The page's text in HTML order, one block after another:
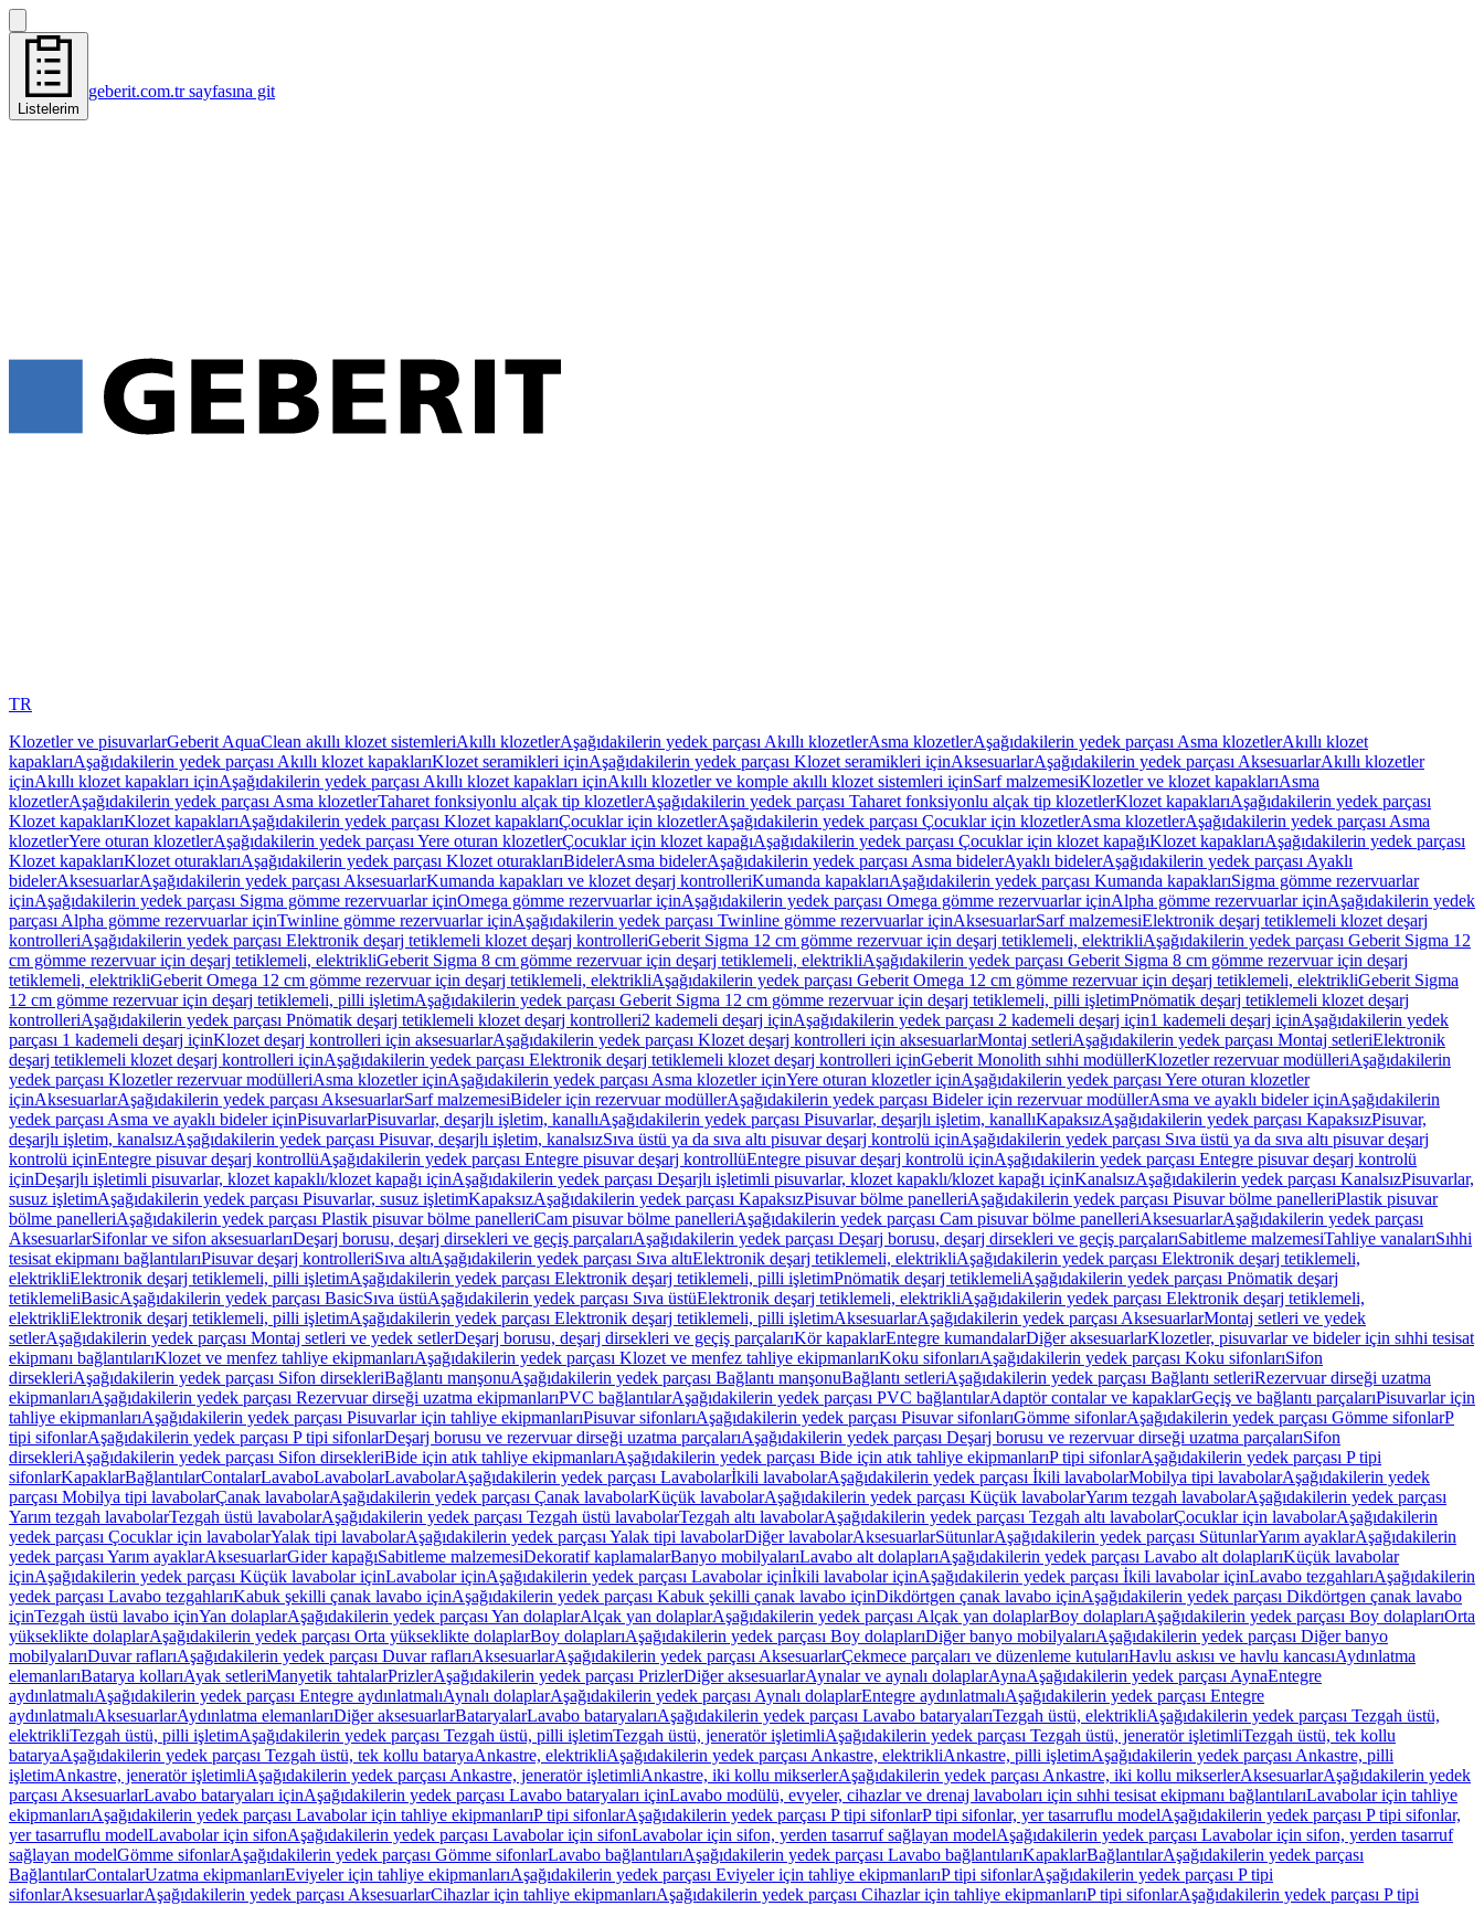
Listelerim
geberit.com.tr sayfasına git
TR
Klozetler ve pisuvarlarGeberit AquaClean akıllı klozet sistemleriAkıllı klozetlerAşağıdakilerin yedek parçası Akıllı klozetlerAsma klozetlerAşağıdakilerin yedek parçası Asma klozetlerAkıllı klozet
kapaklarıAşağıdakilerin yedek parçası Akıllı klozet kapaklarıKlozet seramikleri içinAşağıdakilerin yedek parçası Klozet seramikleri içinAksesuarlarAşağıdakilerin yedek parçası AksesuarlarAkıllı klozetler
içinAkıllı klozet kapakları içinAşağıdakilerin yedek parçası Akıllı klozet kapakları içinAkıllı klozetler ve komple akıllı klozet sistemleri içinSarf malzemesiKlozetler ve klozet kapaklarıAsma
klozetlerAşağıdakilerin yedek parçası Asma klozetlerTaharet fonksiyonlu alçak tip klozetlerAşağıdakilerin yedek parçası Taharet fonksiyonlu alçak tip klozetlerKlozet kapaklarıAşağıdakilerin yedek parçası
Klozet kapaklarıKlozet kapaklarıAşağıdakilerin yedek parçası Klozet kapaklarıÇocuklar için klozetlerAşağıdakilerin yedek parçası Çocuklar için klozetlerAsma klozetlerAşağıdakilerin yedek parçası Asma
klozetlerYere oturan klozetlerAşağıdakilerin yedek parçası Yere oturan klozetlerÇocuklar için klozet kapağıAşağıdakilerin yedek parçası Çocuklar için klozet kapağıKlozet kapaklarıAşağıdakilerin yedek parçası
Klozet kapaklarıKlozet oturaklarıAşağıdakilerin yedek parçası Klozet oturaklarıBidelerAsma bidelerAşağıdakilerin yedek parçası Asma bidelerAyaklı bidelerAşağıdakilerin yedek parçası Ayaklı
bidelerAksesuarlarAşağıdakilerin yedek parçası AksesuarlarKumanda kapakları ve klozet deşarj kontrolleriKumanda kapaklarıAşağıdakilerin yedek parçası Kumanda kapaklarıSigma gömme rezervuarlar
içinAşağıdakilerin yedek parçası Sigma gömme rezervuarlar içinOmega gömme rezervuarlar içinAşağıdakilerin yedek parçası Omega gömme rezervuarlar içinAlpha gömme rezervuarlar içinAşağıdakilerin yedek
parçası Alpha gömme rezervuarlar içinTwinline gömme rezervuarlar içinAşağıdakilerin yedek parçası Twinline gömme rezervuarlar içinAksesuarlarSarf malzemesiElektronik deşarj tetiklemeli klozet deşarj
kontrolleriAşağıdakilerin yedek parçası Elektronik deşarj tetiklemeli klozet deşarj kontrolleriGeberit Sigma 12 cm gömme rezervuar için deşarj tetiklemeli, elektrikliAşağıdakilerin yedek parçası Geberit Sigma 12
cm gömme rezervuar için deşarj tetiklemeli, elektrikliGeberit Sigma 8 cm gömme rezervuar için deşarj tetiklemeli, elektrikliAşağıdakilerin yedek parçası Geberit Sigma 8 cm gömme rezervuar için deşarj
tetiklemeli, elektrikliGeberit Omega 12 cm gömme rezervuar için deşarj tetiklemeli, elektrikliAşağıdakilerin yedek parçası Geberit Omega 12 cm gömme rezervuar için deşarj tetiklemeli, elektrikliGeberit Sigma
12 cm gömme rezervuar için deşarj tetiklemeli, pilli işletimAşağıdakilerin yedek parçası Geberit Sigma 12 cm gömme rezervuar için deşarj tetiklemeli, pilli işletimPnömatik deşarj tetiklemeli klozet deşarj
kontrolleriAşağıdakilerin yedek parçası Pnömatik deşarj tetiklemeli klozet deşarj kontrolleri2 kademeli deşarj içinAşağıdakilerin yedek parçası 2 kademeli deşarj için1 kademeli deşarj içinAşağıdakilerin yedek
parçası 1 kademeli deşarj içinKlozet deşarj kontrolleri için aksesuarlarAşağıdakilerin yedek parçası Klozet deşarj kontrolleri için aksesuarlarMontaj setleriAşağıdakilerin yedek parçası Montaj setleriElektronik
deşarj tetiklemeli klozet deşarj kontrolleri içinAşağıdakilerin yedek parçası Elektronik deşarj tetiklemeli klozet deşarj kontrolleri içinGeberit Monolith sıhhi modüllerKlozetler rezervuar modülleriAşağıdakilerin
yedek parçası Klozetler rezervuar modülleriAsma klozetler içinAşağıdakilerin yedek parçası Asma klozetler içinYere oturan klozetler içinAşağıdakilerin yedek parçası Yere oturan klozetler
içinAksesuarlarAşağıdakilerin yedek parçası AksesuarlarSarf malzemesiBideler için rezervuar modüllerAşağıdakilerin yedek parçası Bideler için rezervuar modüllerAsma ve ayaklı bideler içinAşağıdakilerin
yedek parçası Asma ve ayaklı bideler içinPisuvarlarPisuvarlar, deşarjlı işletim, kanallıAşağıdakilerin yedek parçası Pisuvarlar, deşarjlı işletim, kanallıKapaksızAşağıdakilerin yedek parçası KapaksızPisuvar,
deşarjlı işletim, kanalsızAşağıdakilerin yedek parçası Pisuvar, deşarjlı işletim, kanalsızSıva üstü ya da sıva altı pisuvar deşarj kontrolü içinAşağıdakilerin yedek parçası Sıva üstü ya da sıva altı pisuvar deşarj
kontrolü içinEntegre pisuvar deşarj kontrollüAşağıdakilerin yedek parçası Entegre pisuvar deşarj kontrollüEntegre pisuvar deşarj kontrolü içinAşağıdakilerin yedek parçası Entegre pisuvar deşarj kontrolü
içinDeşarjlı işletimli pisuvarlar, klozet kapaklı/klozet kapağı içinAşağıdakilerin yedek parçası Deşarjlı işletimli pisuvarlar, klozet kapaklı/klozet kapağı içinKanalsızAşağıdakilerin yedek parçası KanalsızPisuvarlar,
susuz işletimAşağıdakilerin yedek parçası Pisuvarlar, susuz işletimKapaksızAşağıdakilerin yedek parçası KapaksızPisuvar bölme panelleriAşağıdakilerin yedek parçası Pisuvar bölme panelleriPlastik pisuvar
bölme panelleriAşağıdakilerin yedek parçası Plastik pisuvar bölme panelleriCam pisuvar bölme panelleriAşağıdakilerin yedek parçası Cam pisuvar bölme panelleriAksesuarlarAşağıdakilerin yedek parçası
AksesuarlarSifonlar ve sifon aksesuarlarıDeşarj borusu, deşarj dirsekleri ve geçiş parçalarıAşağıdakilerin yedek parçası Deşarj borusu, deşarj dirsekleri ve geçiş parçalarıSabitleme malzemesiTahliye vanalarıSıhhi
tesisat ekipmanı bağlantılarıPisuvar deşarj kontrolleriSıva altıAşağıdakilerin yedek parçası Sıva altıElektronik deşarj tetiklemeli, elektrikliAşağıdakilerin yedek parçası Elektronik deşarj tetiklemeli,
elektrikliElektronik deşarj tetiklemeli, pilli işletimAşağıdakilerin yedek parçası Elektronik deşarj tetiklemeli, pilli işletimPnömatik deşarj tetiklemeliAşağıdakilerin yedek parçası Pnömatik deşarj
tetiklemeliBasicAşağıdakilerin yedek parçası BasicSıva üstüAşağıdakilerin yedek parçası Sıva üstüElektronik deşarj tetiklemeli, elektrikliAşağıdakilerin yedek parçası Elektronik deşarj tetiklemeli,
elektrikliElektronik deşarj tetiklemeli, pilli işletimAşağıdakilerin yedek parçası Elektronik deşarj tetiklemeli, pilli işletimAksesuarlarAşağıdakilerin yedek parçası AksesuarlarMontaj setleri ve yedek
setlerAşağıdakilerin yedek parçası Montaj setleri ve yedek setlerDeşarj borusu, deşarj dirsekleri ve geçiş parçalarıKör kapaklarEntegre kumandalarDiğer aksesuarlarKlozetler, pisuvarlar ve bideler için sıhhi tesisat
ekipmanı bağlantılarıKlozet ve menfez tahliye ekipmanlarıAşağıdakilerin yedek parçası Klozet ve menfez tahliye ekipmanlarıKoku sifonlarıAşağıdakilerin yedek parçası Koku sifonlarıSifon
dirsekleriAşağıdakilerin yedek parçası Sifon dirsekleriBağlantı manşonuAşağıdakilerin yedek parçası Bağlantı manşonuBağlantı setleriAşağıdakilerin yedek parçası Bağlantı setleriRezervuar dirseği uzatma
ekipmanlarıAşağıdakilerin yedek parçası Rezervuar dirseği uzatma ekipmanlarıPVC bağlantılarAşağıdakilerin yedek parçası PVC bağlantılarAdaptör contalar ve kapaklarGeçiş ve bağlantı parçalarıPisuvarlar için
tahliye ekipmanlarıAşağıdakilerin yedek parçası Pisuvarlar için tahliye ekipmanlarıPisuvar sifonlarıAşağıdakilerin yedek parçası Pisuvar sifonlarıGömme sifonlarAşağıdakilerin yedek parçası Gömme sifonlarP
tipi sifonlarAşağıdakilerin yedek parçası P tipi sifonlarDeşarj borusu ve rezervuar dirseği uzatma parçalarıAşağıdakilerin yedek parçası Deşarj borusu ve rezervuar dirseği uzatma parçalarıSifon
dirsekleriAşağıdakilerin yedek parçası Sifon dirsekleriBide için atık tahliye ekipmanlarıAşağıdakilerin yedek parçası Bide için atık tahliye ekipmanlarıP tipi sifonlarAşağıdakilerin yedek parçası P tipi
sifonlarKapaklarBağlantılarContalarLavaboLavabolarLavabolarAşağıdakilerin yedek parçası Lavabolarİkili lavabolarAşağıdakilerin yedek parçası İkili lavabolarMobilya tipi lavabolarAşağıdakilerin yedek
parçası Mobilya tipi lavabolarÇanak lavabolarAşağıdakilerin yedek parçası Çanak lavabolarKüçük lavabolarAşağıdakilerin yedek parçası Küçük lavabolarYarım tezgah lavabolarAşağıdakilerin yedek parçası
Yarım tezgah lavabolarTezgah üstü lavabolarAşağıdakilerin yedek parçası Tezgah üstü lavabolarTezgah altı lavabolarAşağıdakilerin yedek parçası Tezgah altı lavabolarÇocuklar için lavabolarAşağıdakilerin
yedek parçası Çocuklar için lavabolarYalak tipi lavabolarAşağıdakilerin yedek parçası Yalak tipi lavabolarDiğer lavabolarAksesuarlarSütunlarAşağıdakilerin yedek parçası SütunlarYarım ayaklarAşağıdakilerin
yedek parçası Yarım ayaklarAksesuarlarGider kapağıSabitleme malzemesiDekoratif kaplamalarBanyo mobilyalarıLavabo alt dolaplarıAşağıdakilerin yedek parçası Lavabo alt dolaplarıKüçük lavabolar
içinAşağıdakilerin yedek parçası Küçük lavabolar içinLavabolar içinAşağıdakilerin yedek parçası Lavabolar içinİkili lavabolar içinAşağıdakilerin yedek parçası İkili lavabolar içinLavabo tezgahlarıAşağıdakilerin
yedek parçası Lavabo tezgahlarıKabuk şekilli çanak lavabo içinAşağıdakilerin yedek parçası Kabuk şekilli çanak lavabo içinDikdörtgen çanak lavabo içinAşağıdakilerin yedek parçası Dikdörtgen çanak lavabo
içinTezgah üstü lavabo içinYan dolaplarAşağıdakilerin yedek parçası Yan dolaplarAlçak yan dolaplarAşağıdakilerin yedek parçası Alçak yan dolaplarBoy dolaplarıAşağıdakilerin yedek parçası Boy dolaplarıOrta
yükseklikte dolaplarAşağıdakilerin yedek parçası Orta yükseklikte dolaplarBoy dolaplarıAşağıdakilerin yedek parçası Boy dolaplarıDiğer banyo mobilyalarıAşağıdakilerin yedek parçası Diğer banyo
mobilyalarıDuvar raflarıAşağıdakilerin yedek parçası Duvar raflarıAksesuarlarAşağıdakilerin yedek parçası AksesuarlarÇekmece parçaları ve düzenleme kutularıHavlu askısı ve havlu kancasıAydınlatma
elemanlarıBatarya kollarıAyak setleriManyetik tahtalarPrizlerAşağıdakilerin yedek parçası PrizlerDiğer aksesuarlarAynalar ve aynalı dolaplarAynaAşağıdakilerin yedek parçası AynaEntegre
aydınlatmalıAşağıdakilerin yedek parçası Entegre aydınlatmalıAynalı dolaplarAşağıdakilerin yedek parçası Aynalı dolaplarEntegre aydınlatmalıAşağıdakilerin yedek parçası Entegre
aydınlatmalıAksesuarlarAydınlatma elemanlarıDiğer aksesuarlarBataryalarLavabo bataryalarıAşağıdakilerin yedek parçası Lavabo bataryalarıTezgah üstü, elektrikliAşağıdakilerin yedek parçası Tezgah üstü,
elektrikliTezgah üstü, pilli işletimAşağıdakilerin yedek parçası Tezgah üstü, pilli işletimTezgah üstü, jeneratör işletimliAşağıdakilerin yedek parçası Tezgah üstü, jeneratör işletimliTezgah üstü, tek kollu
bataryaAşağıdakilerin yedek parçası Tezgah üstü, tek kollu bataryaAnkastre, elektrikliAşağıdakilerin yedek parçası Ankastre, elektrikliAnkastre, pilli işletimAşağıdakilerin yedek parçası Ankastre, pilli
işletimAnkastre, jeneratör işletimliAşağıdakilerin yedek parçası Ankastre, jeneratör işletimliAnkastre, iki kollu mikserlerAşağıdakilerin yedek parçası Ankastre, iki kollu mikserlerAksesuarlarAşağıdakilerin yedek
parçası AksesuarlarLavabo bataryaları içinAşağıdakilerin yedek parçası Lavabo bataryaları içinLavabo modülü, evyeler, cihazlar ve drenaj lavaboları için sıhhi tesisat ekipmanı bağlantılarıLavabolar için tahliye
ekipmanlarıAşağıdakilerin yedek parçası Lavabolar için tahliye ekipmanlarıP tipi sifonlarAşağıdakilerin yedek parçası P tipi sifonlarP tipi sifonlar, yer tasarruflu modelAşağıdakilerin yedek parçası P tipi sifonlar,
yer tasarruflu modelLavabolar için sifonAşağıdakilerin yedek parçası Lavabolar için sifonLavabolar için sifon, yerden tasarruf sağlayan modelAşağıdakilerin yedek parçası Lavabolar için sifon, yerden tasarruf
sağlayan modelGömme sifonlarAşağıdakilerin yedek parçası Gömme sifonlarLavabo bağlantılarıAşağıdakilerin yedek parçası Lavabo bağlantılarıKapaklarBağlantılarAşağıdakilerin yedek parçası
BağlantılarContalarUzatma ekipmanlarıEviyeler için tahliye ekipmanlarıAşağıdakilerin yedek parçası Eviyeler için tahliye ekipmanlarıP tipi sifonlarAşağıdakilerin yedek parçası P tipi
sifonlarAksesuarlarAşağıdakilerin yedek parçası AksesuarlarCihazlar için tahliye ekipmanlarıAşağıdakilerin yedek parçası Cihazlar için tahliye ekipmanlarıP tipi sifonlarAşağıdakilerin yedek parçası P tipi